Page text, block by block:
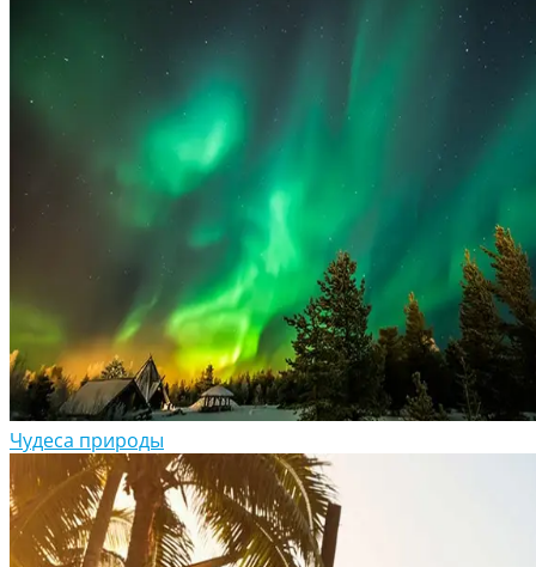
Чудеса природы